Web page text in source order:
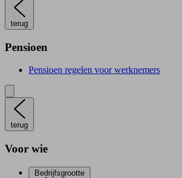
terug
Pensioen
Pensioen regelen voor werknemers
terug
Voor wie
Bedrijfsgrootte